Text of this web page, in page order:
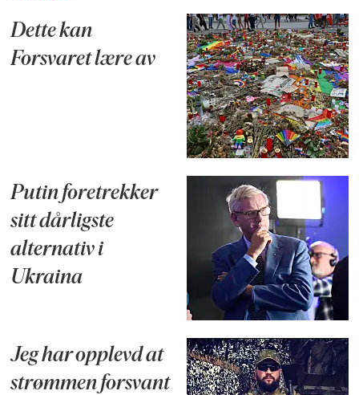
Dette kan
Forsvaret lære av
Putin foretrekker
sitt dårligste
alternativ i
Ukraina
Jeg har opplevd at
strømmen forsvant